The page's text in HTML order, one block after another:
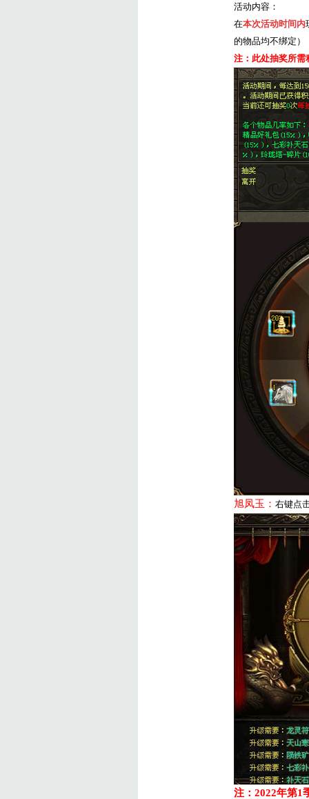
活动内容：
在本次活动时间内
的物品均不绑定）
注：此处抽奖所需
旭凤玉： 右键点
注： 2022年第1